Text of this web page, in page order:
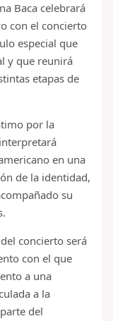
Baca celebrará
con el concierto
especial que
y que reunirá
etapas de
por la
en una
de la identidad,
su
concierto será
con el que
a una
a la
del